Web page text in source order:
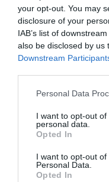
your opt-out. You may
disclosure of your
IAB’s list of
also be disclosed by us
Downstream
Personal Data
I want to opt-out
personal data.
Opted In
I want to opt-out
Personal Data.
Opted In
beneficiando de
También se
publicar un CD de
concierto, o se
entre otros.
puede hacer de
directamente con
así, aplican
esperando que